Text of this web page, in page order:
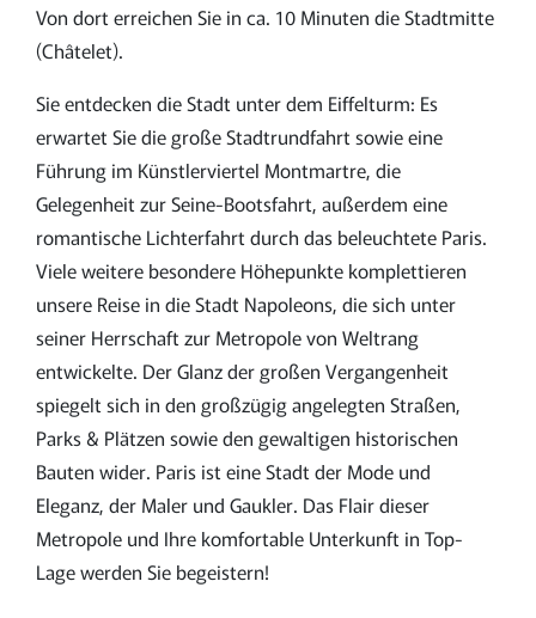
Von dort erreichen Sie in ca. 10 Minuten die Stadtmitte
(Châtelet).
Sie entdecken die Stadt unter dem Eiffelturm: Es
erwartet Sie die große Stadtrundfahrt sowie eine
Führung im Künstlerviertel Montmartre, die
Gelegenheit zur Seine-Bootsfahrt, außerdem eine
romantische Lichterfahrt durch das beleuchtete Paris.
Viele weitere besondere Höhepunkte komplettieren
unsere Reise in die Stadt Napoleons, die sich unter
seiner Herrschaft zur Metropole von Weltrang
entwickelte. Der Glanz der großen Vergangenheit
spiegelt sich in den großzügig angelegten Straßen,
Parks & Plätzen sowie den gewaltigen historischen
Bauten wider. Paris ist eine Stadt der Mode und
Eleganz, der Maler und Gaukler. Das Flair dieser
Metropole und Ihre komfortable Unterkunft in Top-
Lage werden Sie begeistern!